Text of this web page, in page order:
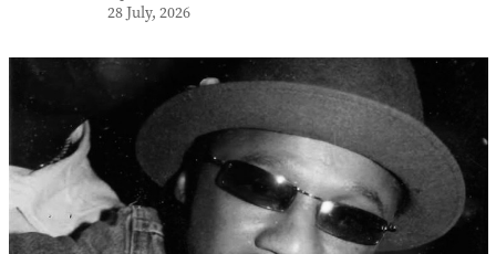
28 July, 2026